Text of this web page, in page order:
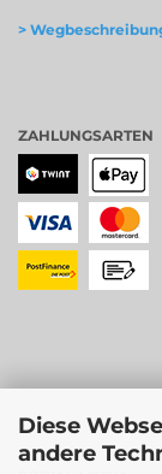
Diese
andere
>
ZAHLUNGSARTEN